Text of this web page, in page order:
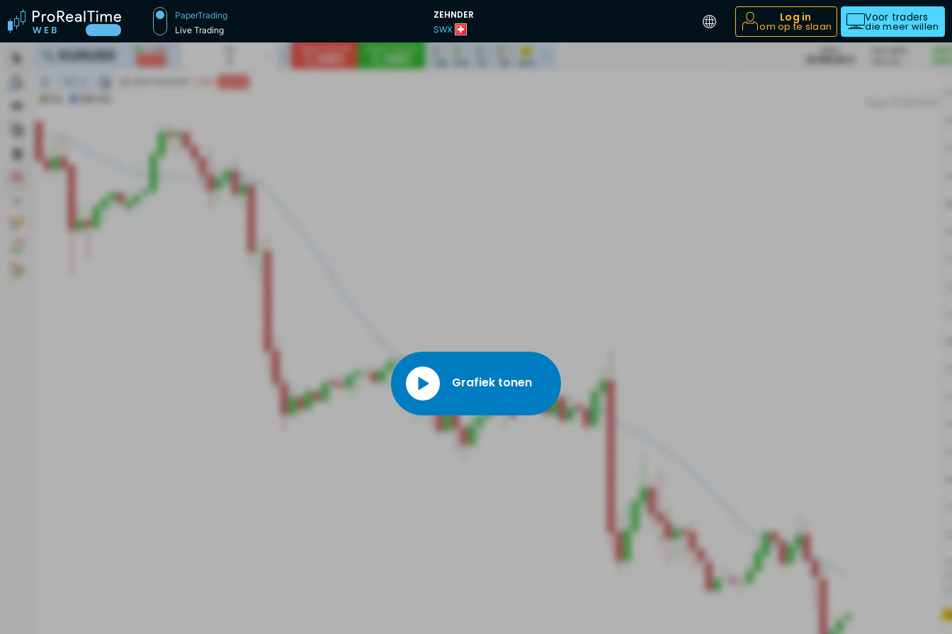
PaperTrading
Live Trading
ZEHNDER
SWX
Log in
om op te slaan
Voor traders
die meer willen
Grafiek tonen